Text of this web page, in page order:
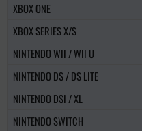
XBOX ONE
XBOX SERIES X/S
NINTENDO WII / WII U
NINTENDO DS / DS LITE
NINTENDO DSI / XL
NINTENDO SWITCH